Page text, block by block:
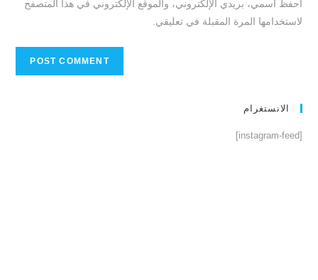
احفظ اسمي، بريدي الإلكتروني، والموقع الإلكتروني في هذا المتصفح
لاستخدامها المرة المقبلة في تعليقي.
الانستغرام
[instagram-feed]